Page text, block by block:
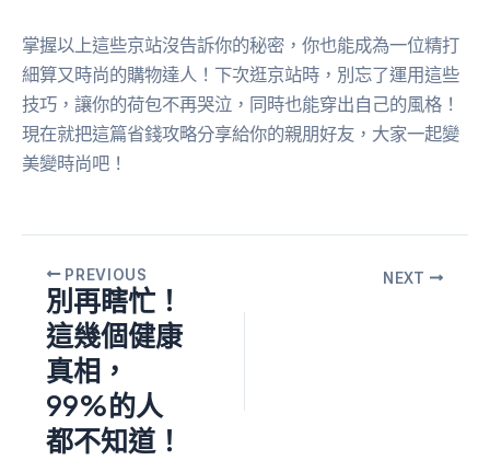
掌握以上這些京站沒告訴你的秘密，你也能成為一位精打
細算又時尚的購物達人！下次逛京站時，別忘了運用這些
技巧，讓你的荷包不再哭泣，同時也能穿出自己的風格！
現在就把這篇省錢攻略分享給你的親朋好友，大家一起變
美變時尚吧！
PREVIOUS
別再瞎忙！
這幾個健康
真相，
99%的人
都不知道！
NEXT